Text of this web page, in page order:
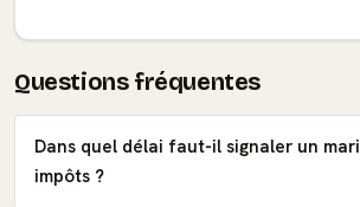
Questions fréquentes
Dans quel délai faut-il signaler un
impôts ?